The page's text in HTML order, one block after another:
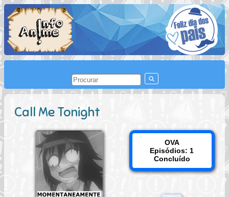
Call Me Tonight
OVA
Episódios: 1
Concluído